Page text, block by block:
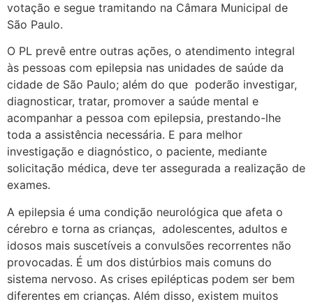
votação e segue tramitando na Câmara Municipal de
São Paulo.
O PL prevê entre outras ações, o atendimento integral
às pessoas com epilepsia nas unidades de saúde da
cidade de São Paulo; além do que poderão investigar,
diagnosticar, tratar, promover a saúde mental e
acompanhar a pessoa com epilepsia, prestando-lhe
toda a assistência necessária. E para melhor
investigação e diagnóstico, o paciente, mediante
solicitação médica, deve ter assegurada a realização de
exames.
A epilepsia é uma condição neurológica que afeta o
cérebro e torna as crianças, adolescentes, adultos e
idosos mais suscetíveis a convulsões recorrentes não
provocadas. É um dos distúrbios mais comuns do
sistema nervoso. As crises epilépticas podem ser bem
diferentes em crianças. Além disso, existem muitos